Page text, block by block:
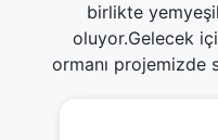
birlikte
oluyor.Gelecek
ormanı projemizde